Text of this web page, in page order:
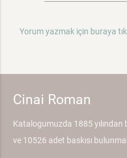
Yorum yazmak için buraya
Cinai Roman
Katalogumuzda 1885
ve 10526 adet baskısı